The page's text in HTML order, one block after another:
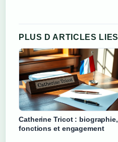
PLUS D ARTICLES LIES
Catherine Tricot : biographie,
fonctions et engagement